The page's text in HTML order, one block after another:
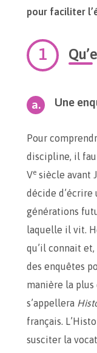
pour faciliter
Une
Pour
discipline, il
Ve siècle avant
décide
générations
laquelle il vit.
qu’il connait
des enquêtes
manière la plus
s’appellera
français.
susciter la